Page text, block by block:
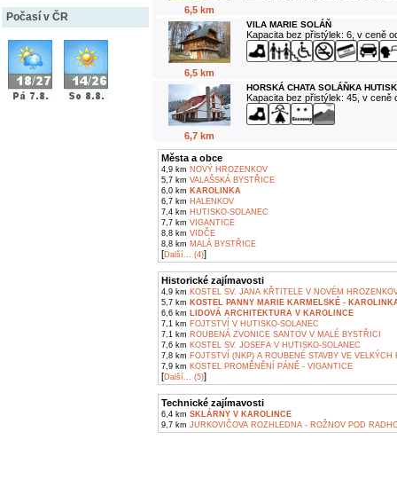
Počasí v ČR
6,5 km
6,5 km
VILA MARIE SOLÁŇ
Kapacita bez přistýlek: 6, v ceně
6,7 km
HORSKÁ CHATA SOLÁŇKA
Kapacita bez přistýlek: 45, v ceně
Města a obce
4,9 km NOVÝ HROZENKOV
5,7 km VALAŠSKÁ BYSTŘICE
6,0 km KAROLINKA
6,7 km HALENKOV
7,4 km HUTISKO-SOLANEC
7,7 km VIGANTICE
8,8 km VIDČE
8,8 km MALÁ BYSTŘICE
[Další... (4)]
Historické zajímavosti
4,9 km KOSTEL SV. JANA KŘTITELE V NOVÉM
5,7 km KOSTEL PANNY MARIE KARMELSKÉ -
6,6 km LIDOVÁ ARCHITEKTURA V KAROLINCE
7,1 km FOJTSTVÍ V HUTISKO-SOLANEC
7,1 km ROUBENÁ ZVONICE SANTOV V MALÉ BYSTŘICI
7,6 km KOSTEL SV. JOSEFA V HUTISKO-SOLANEC
7,8 km FOJTSTVÍ (NKP) A ROUBENÉ STAVBY VE VELKÝCH
7,9 km KOSTEL PROMĚNĚNÍ PÁNĚ - VIGANTICE
[Další... (5)]
Technické zajímavosti
6,4 km SKLÁRNY V KAROLINCE
9,7 km JURKOVIČOVA ROZHLEDNA - ROŽNOV POD